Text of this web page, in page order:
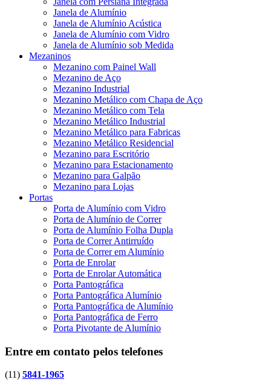
Janela de Alumínio
Janela de Alumínio Acústica
Janela de Alumínio com Vidro
Janela de Alumínio sob Medida
Mezaninos
Mezanino com Painel Wall
Mezanino de Aço
Mezanino Industrial
Mezanino Metálico com Chapa de Aço
Mezanino Metálico com Tela
Mezanino Metálico Industrial
Mezanino Metálico para Fabricas
Mezanino Metálico Residencial
Mezanino para Escritório
Mezanino para Estacionamento
Mezanino para Galpão
Mezanino para Lojas
Portas
Porta de Alumínio com Vidro
Porta de Alumínio de Correr
Porta de Alumínio Folha Dupla
Porta de Correr Antirruído
Porta de Correr em Alumínio
Porta de Enrolar
Porta de Enrolar Automática
Porta Pantográfica
Porta Pantográfica Alumínio
Porta Pantográfica de Alumínio
Porta Pantográfica de Ferro
Porta Pivotante de Alumínio
Entre em contato pelos telefones
(11) 5841-1965